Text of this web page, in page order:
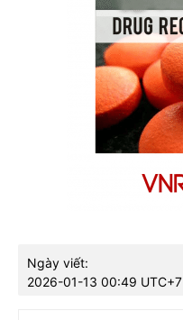
Ngày viết:
2026-01-13 00:49 UTC+7